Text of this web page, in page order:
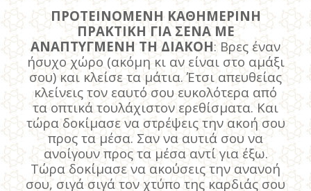
ΠΡΟΤΕΙΝΟΜΕΝΗ ΚΑΘΗΜΕΡΙΝΗ
ΠΡΑΚΤΙΚΗ ΓΙΑ ΣΕΝΑ ΜΕ
ΑΝΑΠΤΥΓΜΕΝΗ ΤΗ ΔΙΑΚΟΗ: Βρες έναν
ήσυχο χώρο (ακόμη κι αν είναι στο αμάξι
σου) και κλείσε τα μάτια. Έτσι απευθείας
κλείνεις τον εαυτό σου ευκολότερα από
τα οπτικά τουλάχιστον ερεθίσματα. Και
τώρα δοκίμασε να στρέψεις την ακοή σου
προς τα μέσα. Σαν να αυτιά σου να
ανοίγουν προς τα μέσα αντί για έξω.
Τώρα δοκίμασε να ακούσεις την ανανοή
σου, σιγά σιγά τον χτύπο της καρδιάς σου